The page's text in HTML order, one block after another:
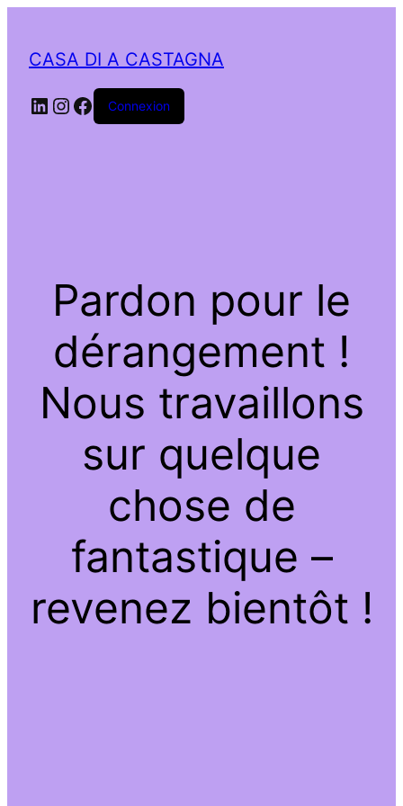
CASA DI A CASTAGNA
LinkedIn
Instagram
Facebook
Connexion
Pardon pour le
dérangement !
Nous travaillons
sur quelque
chose de
fantastique –
revenez bientôt !